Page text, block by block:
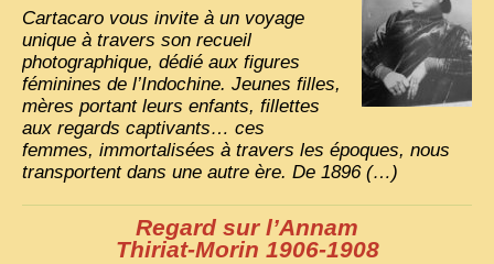
ENQUÊTES
L’ ACTU
2025 LAOS 1950 CPSM
2026 PERI, VIÊT-CONG
VIETNAM
ZOOM PHOTO
Cartacaro vous invite à un voyage
unique à travers son recueil
photographique, dédié aux figures
féminines de l’Indochine. Jeunes filles,
mères portant leurs enfants, fillettes
aux regards captivants… ces
femmes, immortalisées à travers les époques, nous
transportent dans une autre ère. De 1896 (…)
Regard sur l’Annam
Thiriat-Morin 1906-1908